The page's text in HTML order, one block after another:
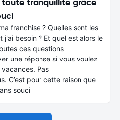
franchise ? Quelles sont les
j'ai besoin ? Et quel est alors le
ces questions
une réponse si vous voulez
Pas
C’est pour cette raison que
souci